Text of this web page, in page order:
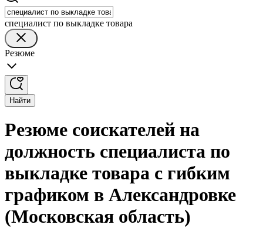
специалист по выкладке товара
Резюме
Найти
Резюме соискателей на
должность специалиста по
выкладке товара с гибким
графиком в Александровке
(Московская область)